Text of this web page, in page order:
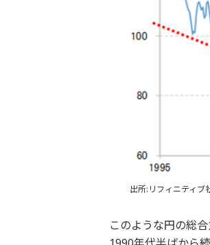
出所:リフィニティブ
このような円の総